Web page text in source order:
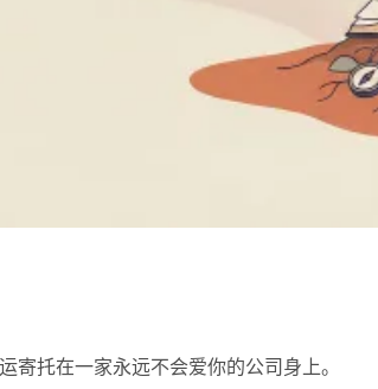
寄托在一家永远不会爱你的公司身上。